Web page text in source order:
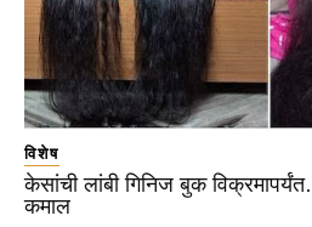
विशेष
केसांची लांबी गिनिज बुक
कमाल